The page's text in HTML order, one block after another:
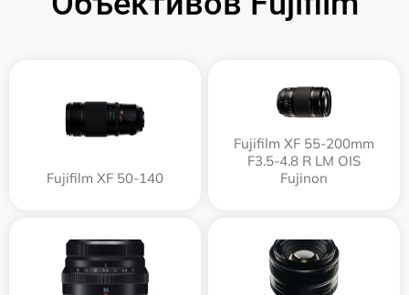
Fujifilm XF 50-140
Fujifilm XF 55-200mm
F3.5-4.8 R LM OIS
Fujinon